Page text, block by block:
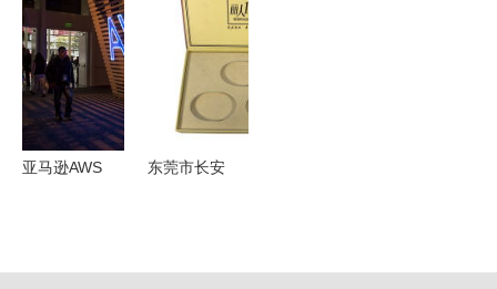
示未来交通
与智能家居
的互联方案
发的特点与
设备生态解
析
亚马逊AWS
东莞市长安